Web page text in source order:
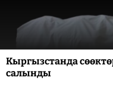
Кыргызстанда
салынды